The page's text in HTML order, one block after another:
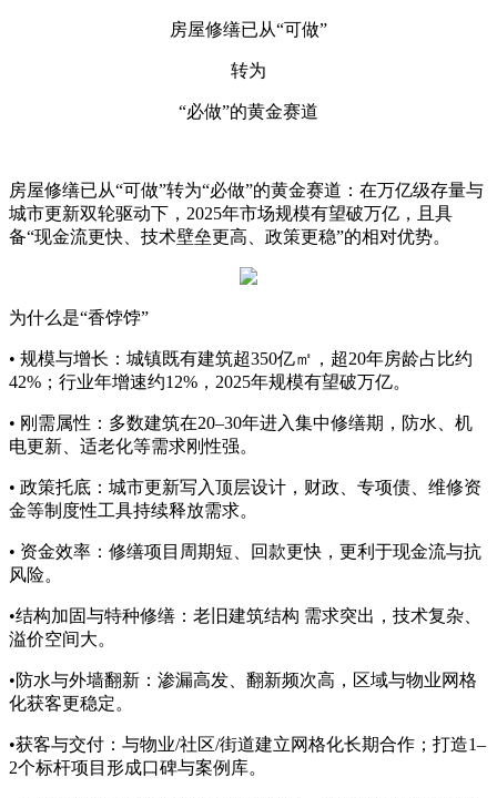
房屋修缮已从“可做”
转为
“必做”的黄金赛道
房屋修缮已从“可做”转为“必做”的黄金赛道：在万亿级存量与
城市更新双轮驱动下，2025年市场规模有望破万亿，且具
备“现金流更快、技术壁垒更高、政策更稳”的相对优势。
为什么是“香饽饽”
• 规模与增长：城镇既有建筑超350亿㎡，超20年房龄占比约
42%；行业年增速约12%，2025年规模有望破万亿。
• 刚需属性：多数建筑在20–30年进入集中修缮期，防水、机
电更新、适老化等需求刚性强。
• 政策托底：城市更新写入顶层设计，财政、专项债、维修资
金等制度性工具持续释放需求。
• 资金效率：修缮项目周期短、回款更快，更利于现金流与抗
风险。
•结构加固与特种修缮：老旧建筑结构 需求突出，技术复杂、
溢价空间大。
•防水与外墙翻新：渗漏高发、翻新频次高，区域与物业网格
化获客更稳定。
•获客与交付：与物业/社区/街道建立网格化长期合作；打造1–
2个标杆项目形成口碑与案例库。